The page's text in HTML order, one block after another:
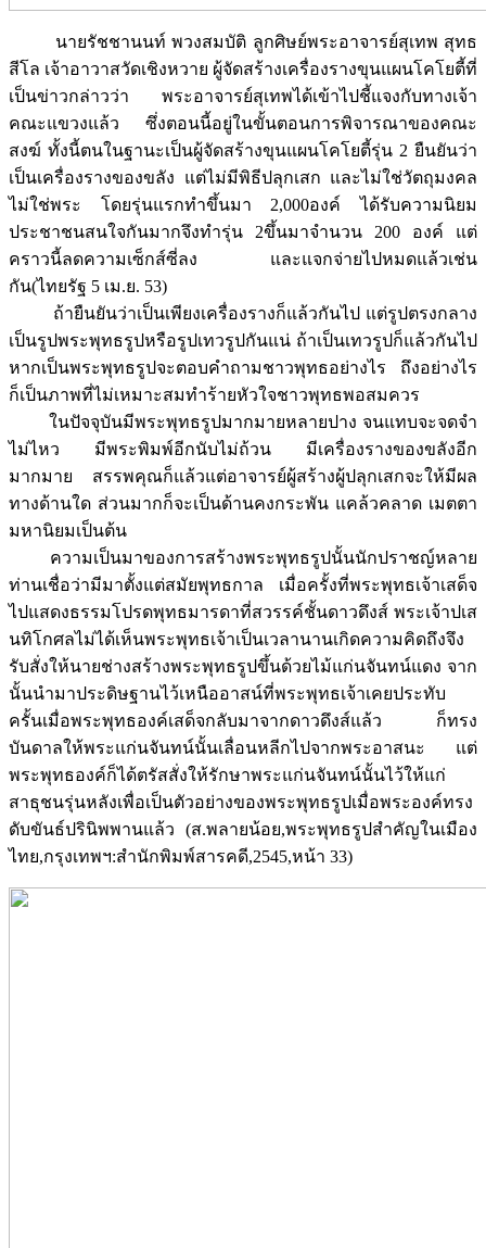
นายรัชชานนท์ พวงสมบัติ ลูกศิษย์พระอาจารย์สุเทพ สุทธ
สีโล เจ้าอาวาสวัดเชิงหวาย ผู้จัดสร้างเครื่องรางขุนแผนโคโยตี้ที่
เป็นข่าวกล่าวว่า พระอาจารย์สุเทพได้เข้าไปชี้แจงกับทางเจ้า
คณะแขวงแล้ว ซึ่งตอนนี้อยู่ในขั้นตอนการพิจารณาของคณะ
สงฆ์ ทั้งนี้ตนในฐานะเป็นผู้จัดสร้างขุนแผนโคโยตี้รุ่น 2 ยืนยันว่า
เป็นเครื่องรางของขลัง แต่ไม่มีพิธีปลุกเสก และไม่ใช่วัตถุมงคล
ไม่ใช่พระ โดยรุ่นแรกทำขึ้นมา 2,000องค์ ได้รับความนิยม
ประชาชนสนใจกันมากจึงทำรุ่น 2ขึ้นมาจำนวน 200 องค์ แต่
คราวนี้ลดความเซ็กส์ซี่ลง และแจกจ่ายไปหมดแล้วเช่น
กัน(ไทยรัฐ 5 เม.ย. 53)
ถ้ายืนยันว่าเป็นเพียงเครื่องรางก็แล้วกันไป แต่รูปตรงกลาง
เป็นรูปพระพุทธรูปหรือรูปเทวรูปกันแน่ ถ้าเป็นเทวรูปก็แล้วกันไป
หากเป็นพระพุทธรูปจะตอบคำถามชาวพุทธอย่างไร ถึงอย่างไร
ก็เป็นภาพที่ไม่เหมาะสมทำร้ายหัวใจชาวพุทธพอสมควร
ในปัจจุบันมีพระพุทธรูปมากมายหลายปาง จนแทบจะจดจำ
ไม่ไหว มีพระพิมพ์อีกนับไม่ถ้วน มีเครื่องรางของขลังอีก
มากมาย สรรพคุณก็แล้วแต่อาจารย์ผู้สร้างผู้ปลุกเสกจะให้มีผล
ทางด้านใด ส่วนมากก็จะเป็นด้านคงกระพัน แคล้วคลาด เมตตา
มหานิยมเป็นต้น
ความเป็นมาของการสร้างพระพุทธรูปนั้นนักปราชญ์หลาย
ท่านเชื่อว่ามีมาตั้งแต่สมัยพุทธกาล เมื่อครั้งที่พระพุทธเจ้าเสด็จ
ไปแสดงธรรมโปรดพุทธมารดาที่สวรรค์ชั้นดาวดึงส์ พระเจ้าปเส
นทิโกศลไม่ได้เห็นพระพุทธเจ้าเป็นเวลานานเกิดความคิดถึงจึง
รับสั่งให้นายช่างสร้างพระพุทธรูปขึ้นด้วยไม้แก่นจันทน์แดง จาก
นั้นนำมาประดิษฐานไว้เหนืออาสน์ที่พระพุทธเจ้าเคยประทับ
ครั้นเมื่อพระพุทธองค์เสด็จกลับมาจากดาวดึงส์แล้ว ก็ทรง
บันดาลให้พระแก่นจันทน์นั้นเลื่อนหลีกไปจากพระอาสนะ แต่
พระพุทธองค์ก็ได้ตรัสสั่งให้รักษาพระแก่นจันทน์นั้นไว้ให้แก่
สาธุชนรุ่นหลังเพื่อเป็นตัวอย่างของพระพุทธรูปเมื่อพระองค์ทรง
ดับขันธ์ปรินิพพานแล้ว (ส.พลายน้อย,พระพุทธรูปสำคัญในเมือง
ไทย,กรุงเทพฯ:สำนักพิมพ์สารคดี,2545,หน้า 33)